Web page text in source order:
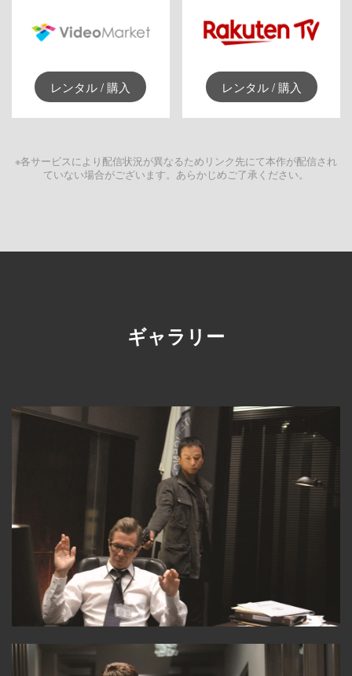
レンタル / 購入 レンタル / 購入
※各サービスにより配信状況が異なるためリンク先にて本作が配信され
ていない場合がございます。あらかじめご了承ください。
ギャラリー